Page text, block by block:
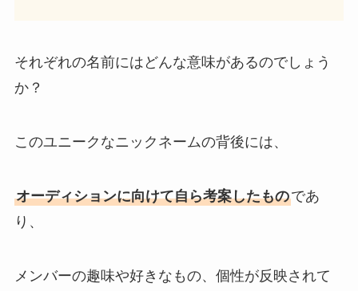
それぞれの名前にはどんな意味があるのでしょう
か？
このユニークなニックネームの背後には、
オーディションに向けて自ら考案したものであ
り、
メンバーの趣味や好きなもの、個性が反映されて